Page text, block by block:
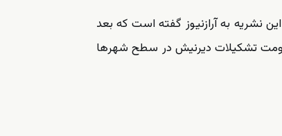
نشریه به آرازنیوز گفته است که بعد
تشکیلات دیرنیش در سطح شهرها